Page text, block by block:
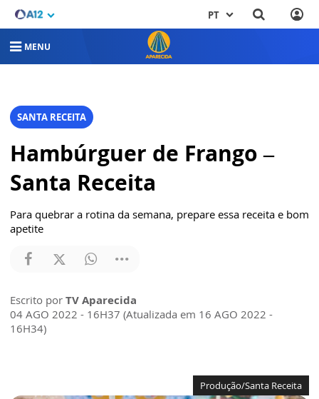
PT
MENU
SANTA RECEITA
Hambúrguer de Frango –
Santa Receita
Para quebrar a rotina da semana, prepare essa receita e bom
apetite
Escrito por TV Aparecida
04 AGO 2022 - 16H37 (Atualizada em 16 AGO 2022 -
16H34)
Produção/Santa Receita